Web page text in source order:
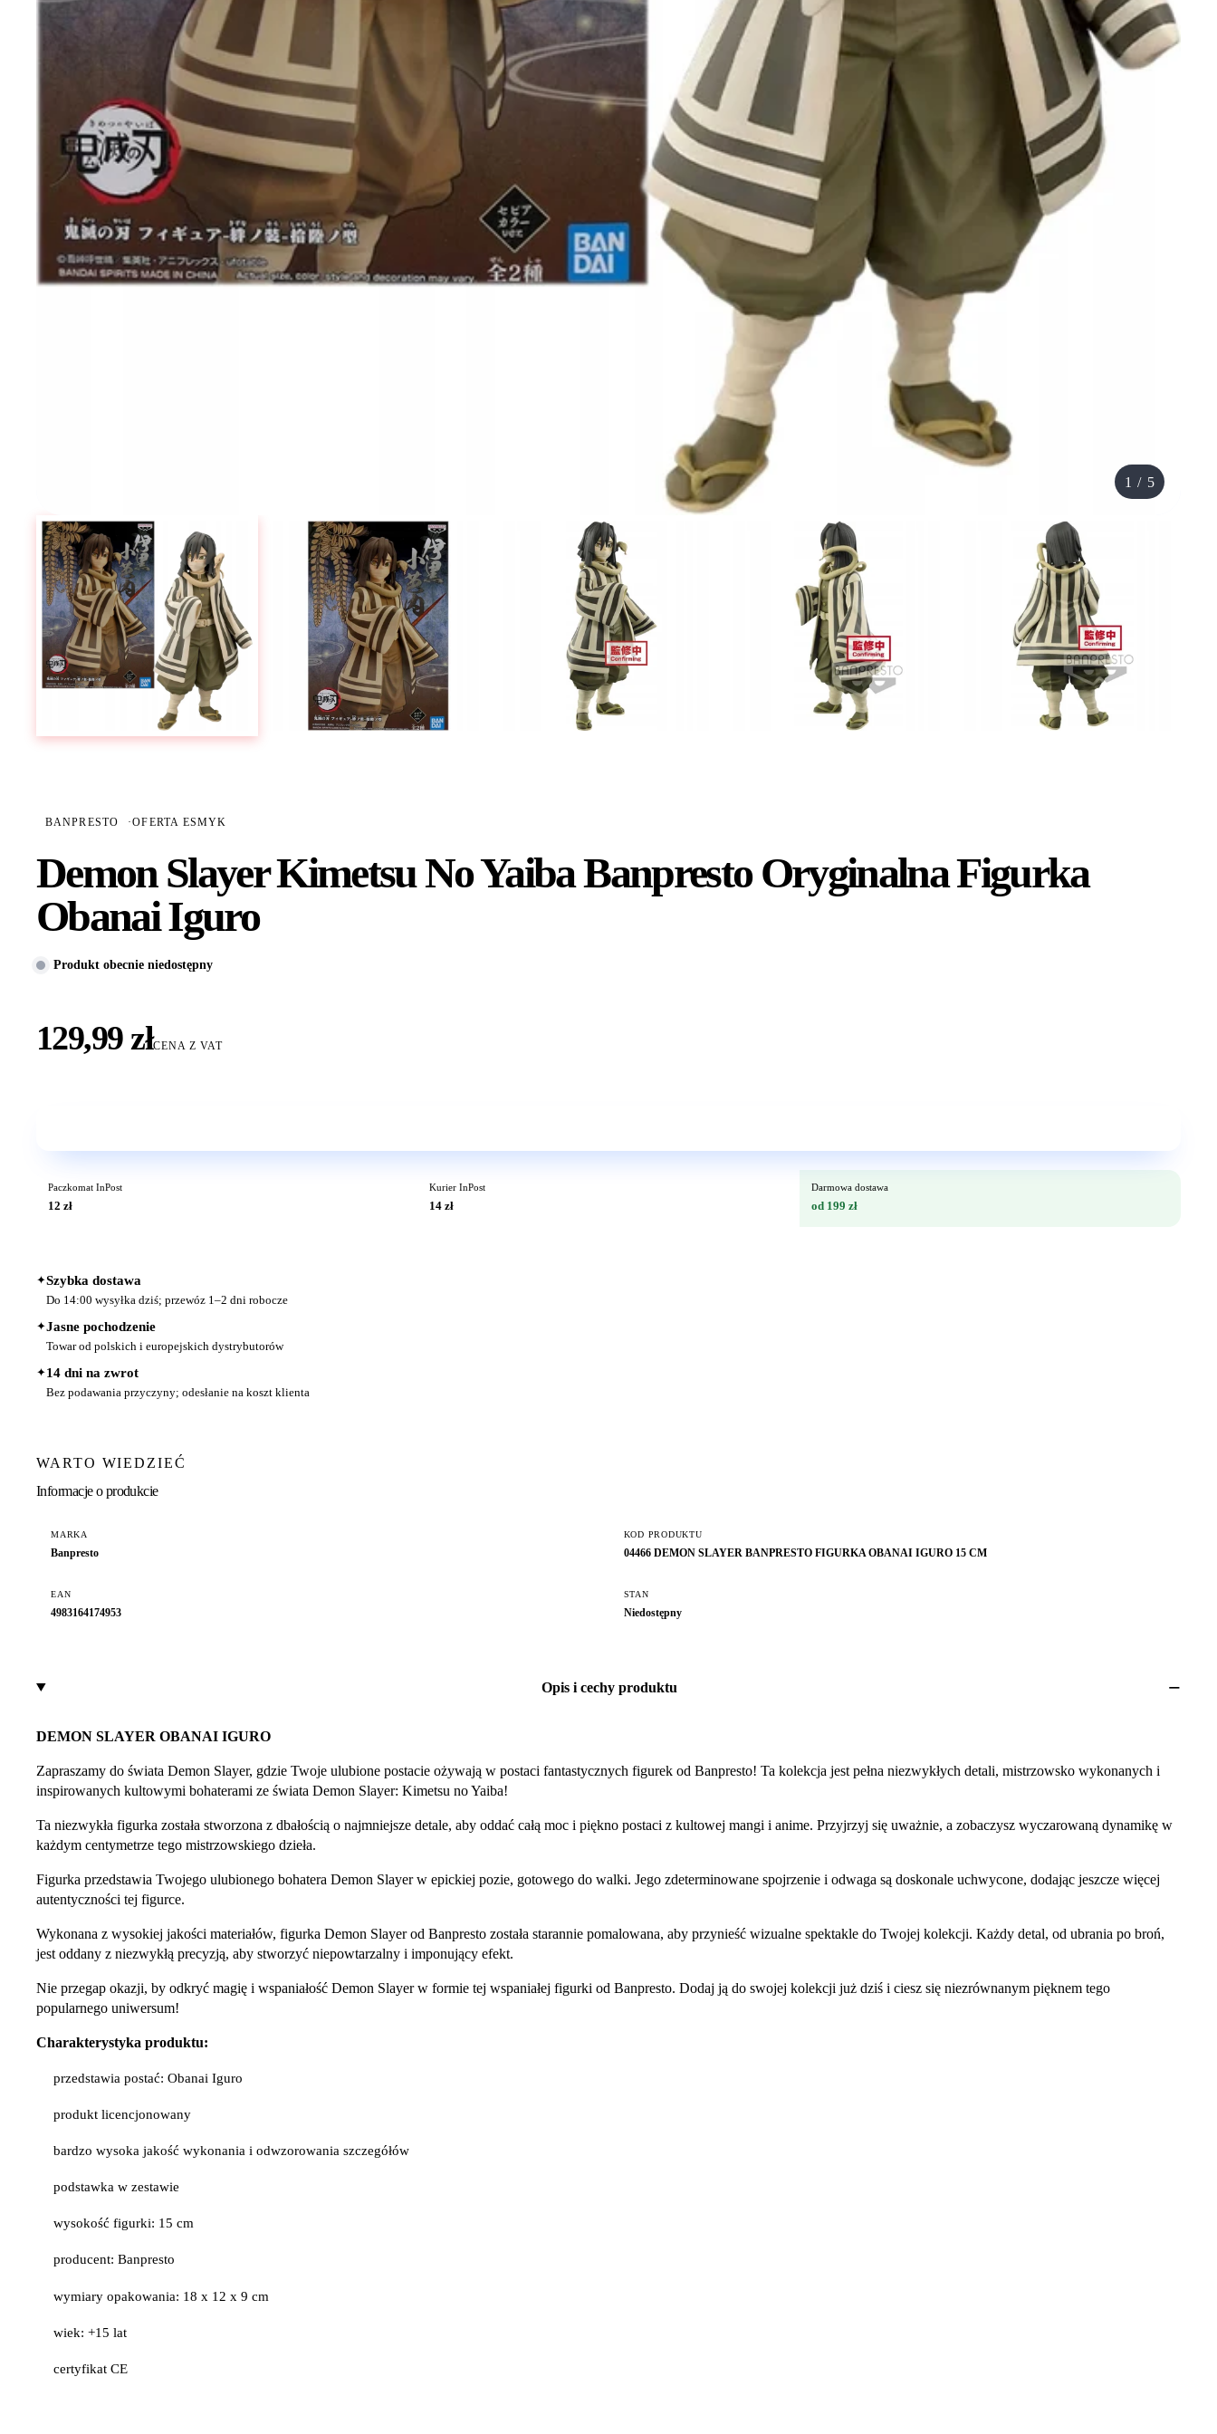
1 / 5
BANPRESTO ·OFERTA ESMYK
Demon Slayer Kimetsu No Yaiba Banpresto Oryginalna Figurka
Obanai Iguro
Produkt obecnie niedostępny
129,99 złCENA Z VAT
Paczkomat InPost
12 zł
Kurier InPost
14 zł
Darmowa dostawa
od 199 zł
✦Szybka dostawa
Do 14:00 wysyłka dziś; przewóz 1–2 dni robocze
✦Jasne pochodzenie
Towar od polskich i europejskich dystrybutorów
✦14 dni na zwrot
Bez podawania przyczyny; odesłanie na koszt klienta
WARTO WIEDZIEĆ
Informacje o produkcie
MARKA
Banpresto
KOD PRODUKTU
04466 DEMON SLAYER BANPRESTO FIGURKA OBANAI IGURO 15 CM
EAN
4983164174953
STAN
Niedostępny
Opis i cechy produktu
DEMON SLAYER OBANAI IGURO
Zapraszamy do świata Demon Slayer, gdzie Twoje ulubione postacie ożywają w postaci fantastycznych figurek od Banpresto! Ta kolekcja jest pełna niezwykłych detali, mistrzowsko wykonanych i
inspirowanych kultowymi bohaterami ze świata Demon Slayer: Kimetsu no Yaiba!
Ta niezwykła figurka została stworzona z dbałością o najmniejsze detale, aby oddać całą moc i piękno postaci z kultowej mangi i anime. Przyjrzyj się uważnie, a zobaczysz wyczarowaną dynamikę w
każdym centymetrze tego mistrzowskiego dzieła.
Figurka przedstawia Twojego ulubionego bohatera Demon Slayer w epickiej pozie, gotowego do walki. Jego zdeterminowane spojrzenie i odwaga są doskonale uchwycone, dodając jeszcze więcej
autentyczności tej figurce.
Wykonana z wysokiej jakości materiałów, figurka Demon Slayer od Banpresto została starannie pomalowana, aby przynieść wizualne spektakle do Twojej kolekcji. Każdy detal, od ubrania po broń,
jest oddany z niezwykłą precyzją, aby stworzyć niepowtarzalny i imponujący efekt.
Nie przegap okazji, by odkryć magię i wspaniałość Demon Slayer w formie tej wspaniałej figurki od Banpresto. Dodaj ją do swojej kolekcji już dziś i ciesz się niezrównanym pięknem tego
popularnego uniwersum!
Charakterystyka produktu:
przedstawia postać: Obanai Iguro
produkt licencjonowany
bardzo wysoka jakość wykonania i odwzorowania szczegółów
podstawka w zestawie
wysokość figurki: 15 cm
producent: Banpresto
wymiary opakowania: 18 x 12 x 9 cm
wiek: +15 lat
certyfikat CE